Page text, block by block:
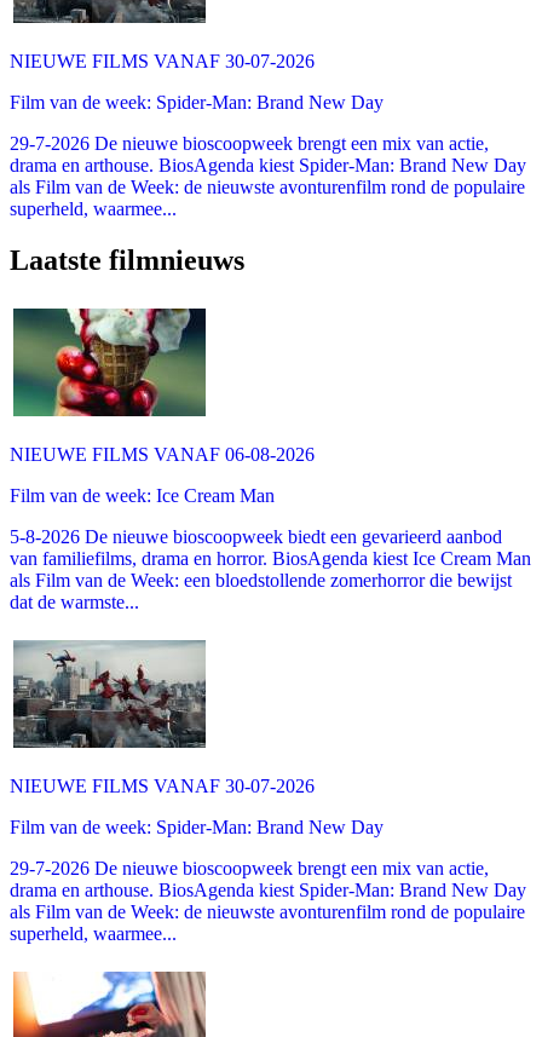
NIEUWE FILMS VANAF 30-07-2026
Film van de week: Spider-Man: Brand New Day
29-7-2026 De nieuwe bioscoopweek brengt een mix van actie,
drama en arthouse. BiosAgenda kiest Spider-Man: Brand New Day
als Film van de Week: de nieuwste avonturenfilm rond de populaire
superheld, waarmee...
Laatste filmnieuws
NIEUWE FILMS VANAF 06-08-2026
Film van de week: Ice Cream Man
5-8-2026 De nieuwe bioscoopweek biedt een gevarieerd aanbod
van familiefilms, drama en horror. BiosAgenda kiest Ice Cream Man
als Film van de Week: een bloedstollende zomerhorror die bewijst
dat de warmste...
NIEUWE FILMS VANAF 30-07-2026
Film van de week: Spider-Man: Brand New Day
29-7-2026 De nieuwe bioscoopweek brengt een mix van actie,
drama en arthouse. BiosAgenda kiest Spider-Man: Brand New Day
als Film van de Week: de nieuwste avonturenfilm rond de populaire
superheld, waarmee...